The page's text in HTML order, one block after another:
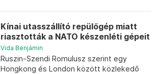
Kínai utasszállító repülőgép miatt
riasztották a NATO készenléti gépeit
Vida Benjámin
Ruszin-Szendi Romulusz szerint egy
Hongkong és London között közlekedő